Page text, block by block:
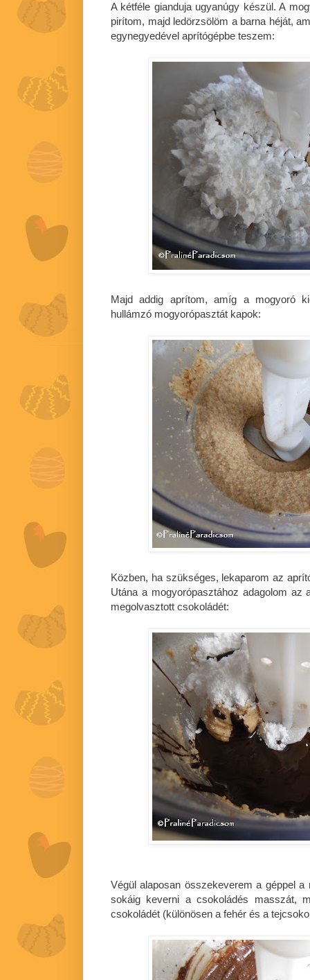
A kétféle gianduja ugyanúgy készül. A
pirítom, majd ledörzsölöm a barna héját,
egynegyedével aprítógépbe teszem:
Majd addig aprítom, amíg a mogyoró
hullámzó mogyorópasztát kapok:
Közben, ha szükséges, lekaparom az
Utána a mogyorópasztához adagolom
megolvasztott csokoládét:
Végül alaposan összekeverem a géppel
sokáig keverni a csokoládés masszát,
csokoládét (különösen a fehér és a